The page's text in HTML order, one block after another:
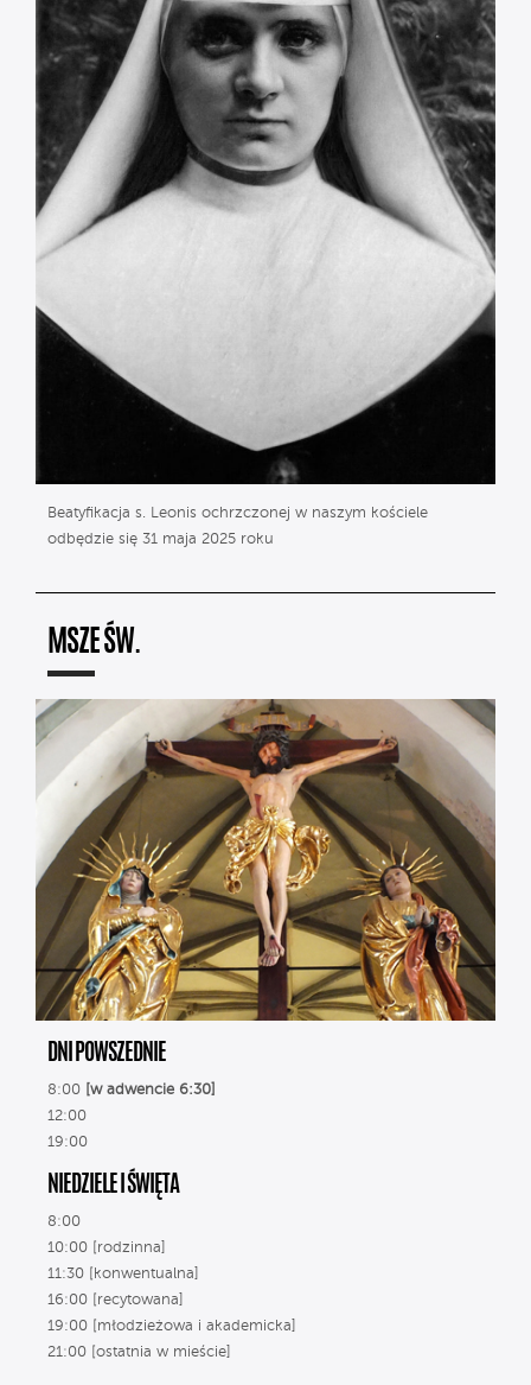
Beatyfikacja s. Leonis ochrzczonej w naszym kościele
odbędzie się 31 maja 2025 roku
MSZE ŚW.
DNI POWSZEDNIE
8:00
[w adwencie 6:30]
12:00
19:00
NIEDZIELE I ŚWIĘTA
8:00
10:00 [rodzinna]
11:30 [konwentualna]
16:00 [recytowana]
19:00 [młodzieżowa i akademicka]
21:00 [ostatnia w mieście]